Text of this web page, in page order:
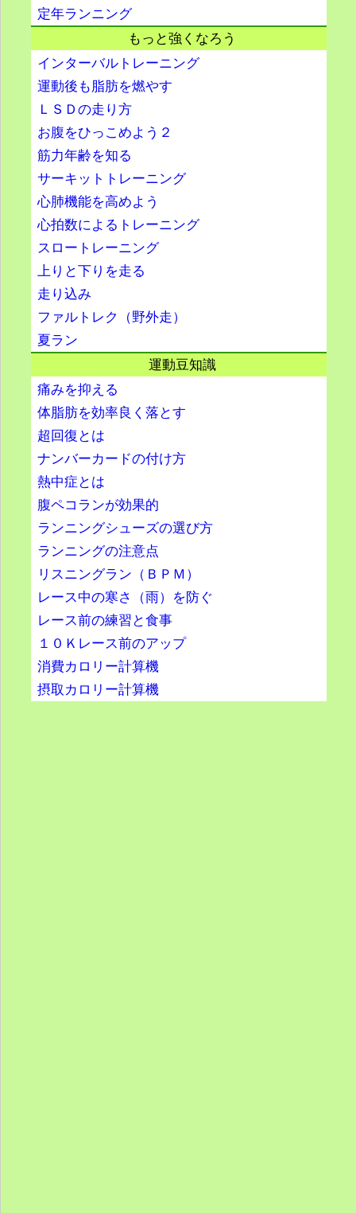
定年ランニング
もっと強くなろう
インターバルトレーニング
運動後も脂肪を燃やす
ＬＳＤの走り方
お腹をひっこめよう２
筋力年齢を知る
サーキットトレーニング
心肺機能を高めよう
心拍数によるトレーニング
スロートレーニング
上りと下りを走る
走り込み
ファルトレク（野外走）
夏ラン
運動豆知識
痛みを抑える
体脂肪を効率良く落とす
超回復とは
ナンバーカードの付け方
熱中症とは
腹ペコランが効果的
ランニングシューズの選び方
ランニングの注意点
リスニングラン（ＢＰＭ）
レース中の寒さ（雨）を防ぐ
レース前の練習と食事
１０Ｋレース前のアップ
消費カロリー計算機
摂取カロリー計算機